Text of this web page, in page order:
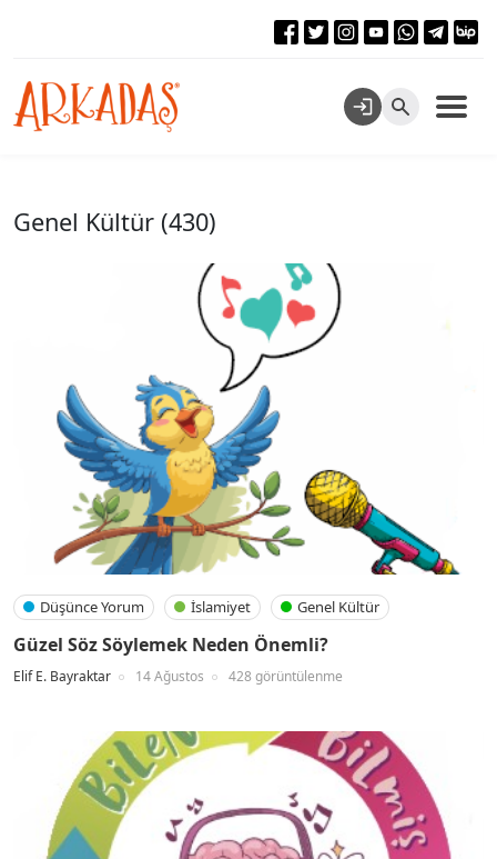
Genel Kültür (430)
Düşünce Yorum İslamiyet Genel Kültür
Güzel Söz Söylemek Neden Önemli?
Elif E. Bayraktar 14 Ağustos 428 görüntülenme